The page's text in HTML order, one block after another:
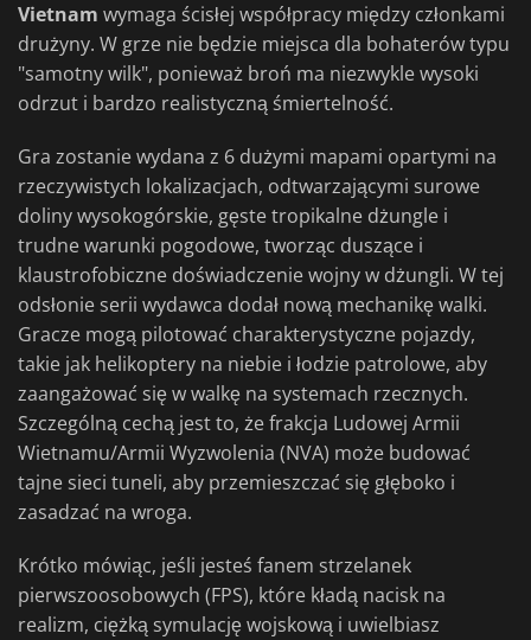
Vietnam wymaga ścisłej współpracy między członkami
drużyny. W grze nie będzie miejsca dla bohaterów typu
"samotny wilk", ponieważ broń ma niezwykle wysoki
odrzut i bardzo realistyczną śmiertelność.
Gra zostanie wydana z 6 dużymi mapami opartymi na
rzeczywistych lokalizacjach, odtwarzającymi surowe
doliny wysokogórskie, gęste tropikalne dżungle i
trudne warunki pogodowe, tworząc duszące i
klaustrofobiczne doświadczenie wojny w dżungli. W tej
odsłonie serii wydawca dodał nową mechanikę walki.
Gracze mogą pilotować charakterystyczne pojazdy,
takie jak helikoptery na niebie i łodzie patrolowe, aby
zaangażować się w walkę na systemach rzecznych.
Szczególną cechą jest to, że frakcja Ludowej Armii
Wietnamu/Armii Wyzwolenia (NVA) może budować
tajne sieci tuneli, aby przemieszczać się głęboko i
zasadzać na wroga.
Krótko mówiąc, jeśli jesteś fanem strzelanek
pierwszoosobowych (FPS), które kładą nacisk na
realizm, ciężką symulację wojskową i uwielbiasz